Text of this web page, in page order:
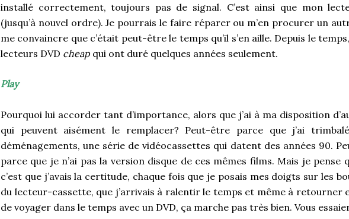
installé correctement, toujours pas de signal. C’est ainsi que mon
(jusqu’à nouvel ordre). Je pourrais le faire réparer ou m’en procurer un
me convaincre que c’était peut-être le temps qu’il s’en aille. Depuis le
lecteurs DVD cheap qui ont duré quelques années seulement.
Play
Pourquoi lui accorder tant d’importance, alors que j’ai à ma disposition
qui peuvent aisément le remplacer? Peut-être parce que j’ai
déménagements, une série de vidéocassettes qui datent des années 90.
parce que je n’ai pas la version disque de ces mêmes films. Mais je pense
c’est que j’avais la certitude, chaque fois que je posais mes doigts sur les
du lecteur-cassette, que j’arrivais à ralentir le temps et même à retourner
de voyager dans le temps avec un DVD, ça marche pas très bien. Vous